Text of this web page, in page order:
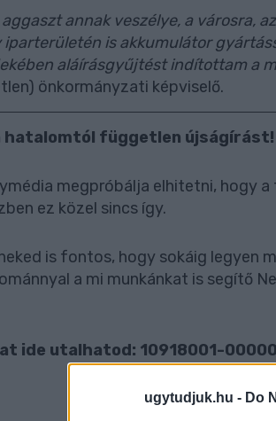
ugytudjuk.hu - Do
annak veszélye, a városra,
is akkumulátor
aláírásgyűjtést indítottam a
önkormányzati képviselő.
hatalomtól független újságírást!
megpróbálja elhitetni, hogy
ez közel sincs így.
is fontos, hogy sokáig legyen
a mi munkánkat is segítő
ide utalhatod: 10918001-